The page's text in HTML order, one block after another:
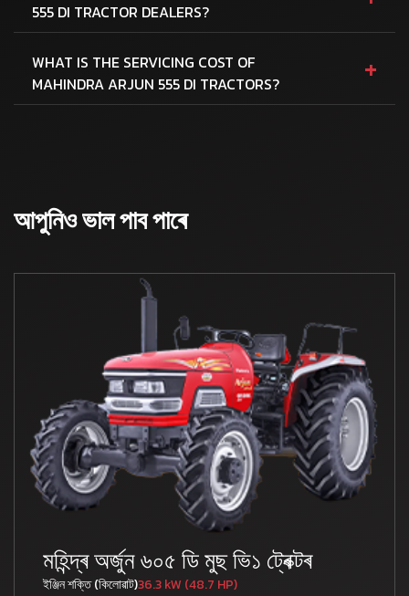
555 DI TRACTOR DEALERS?
WHAT IS THE SERVICING COST OF
MAHINDRA ARJUN 555 DI TRACTORS?
+
আপুনিও ভাল পাব পাৰে
মহিন্দ্ৰ অৰ্জুন ৬০৫ ডি মুছ ভি১ ট্ৰেক্টৰ
ইঞ্জিন শক্তি (কিলোৱাট)36.3 kW (48.7 HP)